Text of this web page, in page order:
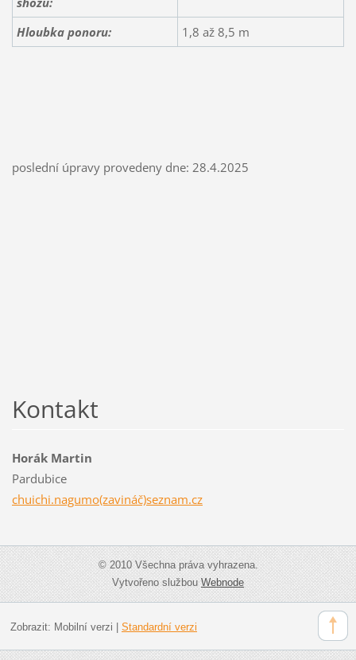
Hloubka ponoru: 1,8 až 8,5 m
poslední úpravy provedeny dne: 28.4.2025
Kontakt
Horák Martin
Pardubice
chuichi.nagumo(zavináč)seznam.cz
© 2010 Všechna práva vyhrazena.
Vytvořeno službouWebnode
Zobrazit: Mobilní verzi | Standardní verzi